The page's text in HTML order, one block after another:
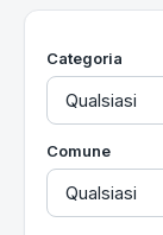
Utilità
Categoria
Comune